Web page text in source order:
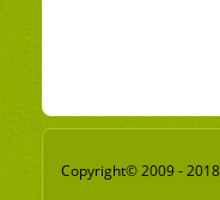
Copyright© 2009 -